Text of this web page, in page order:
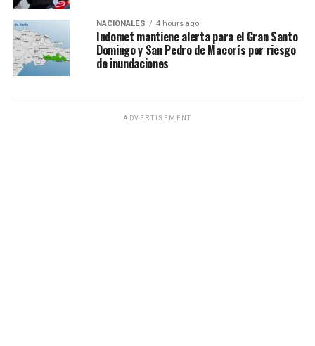
NACIONALES 4 hours ago
Indomet mantiene alerta para el Gran Santo
Domingo y San Pedro de Macorís por riesgo
de inundaciones
ADVERTISEMENT